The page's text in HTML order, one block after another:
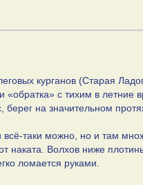
курганов (Старая
«обратка» с тихим в
на значительном
таки можно, но и там
наката. Волхов ниже
ломается руками.